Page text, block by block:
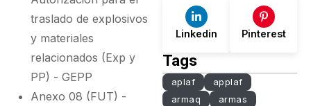
traslado de explosivos
y materiales
relacionados (Exp y
PP) - GEPP
Anexo 08 (FUT) -
Linkedin Pinterest
Tags
aplaf
applaf
armaq
armas